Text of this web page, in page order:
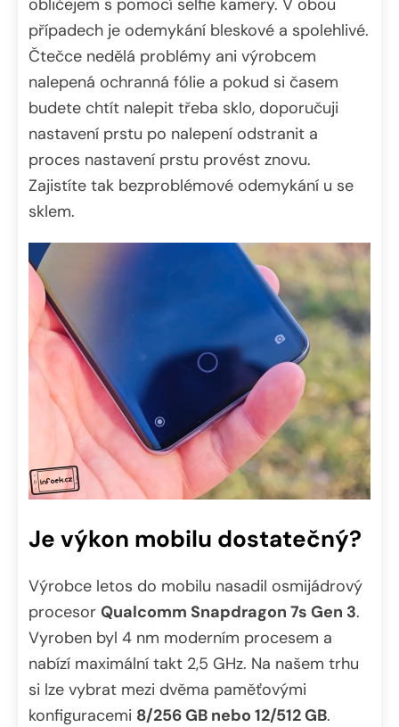
obličejem s pomocí selfie kamery. V obou
případech je odemykání bleskové a spolehlivé.
Čtečce nedělá problémy ani výrobcem
nalepená ochranná fólie a pokud si časem
budete chtít nalepit třeba sklo, doporučuji
nastavení prstu po nalepení odstranit a
proces nastavení prstu provést znovu.
Zajistíte tak bezproblémové odemykání u se
sklem.
Je výkon mobilu dostatečný?
Výrobce letos do mobilu nasadil osmijádrový
procesor Qualcomm Snapdragon 7s Gen 3.
Vyroben byl 4 nm moderním procesem a
nabízí maximální takt 2,5 GHz. Na našem trhu
si lze vybrat mezi dvěma paměťovými
konfiguracemi 8/256 GB nebo 12/512 GB.